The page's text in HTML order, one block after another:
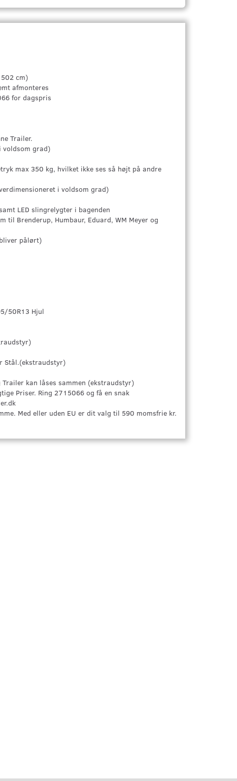
cm)
afmonteres
for dagspris
Trailer.
voldsom grad)
max 350 kg, hvilket ikke ses så højt på andre
i voldsom grad)
LED slingrelygter i bagenden
til Brenderup, Humbaur, Eduard, WM Meyer og
pålørt)
50R13 Hjul
Stål.(ekstraudstyr)
kan låses sammen (ekstraudstyr)
Priser. Ring 2715066 og få en snak
Med eller uden EU er dit valg til 590 momsfrie kr.